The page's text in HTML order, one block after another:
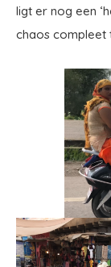
ligt er nog een
chaos compleet